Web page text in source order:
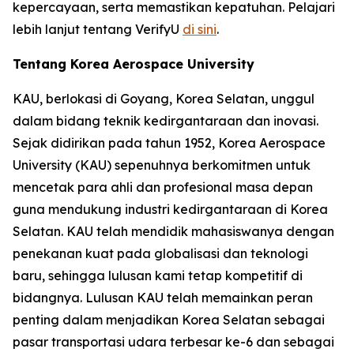
kepercayaan, serta memastikan kepatuhan. Pelajari
lebih lanjut tentang VerifyU di sini.
Tentang Korea Aerospace University
KAU, berlokasi di Goyang, Korea Selatan, unggul
dalam bidang teknik kedirgantaraan dan inovasi.
Sejak didirikan pada tahun 1952, Korea Aerospace
University (KAU) sepenuhnya berkomitmen untuk
mencetak para ahli dan profesional masa depan
guna mendukung industri kedirgantaraan di Korea
Selatan. KAU telah mendidik mahasiswanya dengan
penekanan kuat pada globalisasi dan teknologi
baru, sehingga lulusan kami tetap kompetitif di
bidangnya. Lulusan KAU telah memainkan peran
penting dalam menjadikan Korea Selatan sebagai
pasar transportasi udara terbesar ke-6 dan sebagai